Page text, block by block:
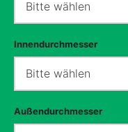
Bitte wählen
Innendurchmesser
Bitte wählen
Außendurchmesser